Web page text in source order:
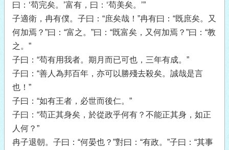
曰：‘苟完矣。’富有，曰：‘苟美矣。’”
子適衛，冉有僕。子曰：“庶矣哉！”冉有曰：“既庶矣。又
何加焉？”曰：“富之。”曰：“既富矣，又何加焉？”曰：“教
之。”
子曰：“苟有用我者。期月而已可也，三年有成。”
子曰：“善人為邦百年，亦可以勝殘去殺矣。誠哉是言
也！”
子曰：“如有王者，必世而後仁。”
子曰：“苟正其身矣，於從政乎何有？不能正其身，如正
人何？”
冉子退朝。子曰：“何晏也？”對曰：“有政。”子曰：“其事